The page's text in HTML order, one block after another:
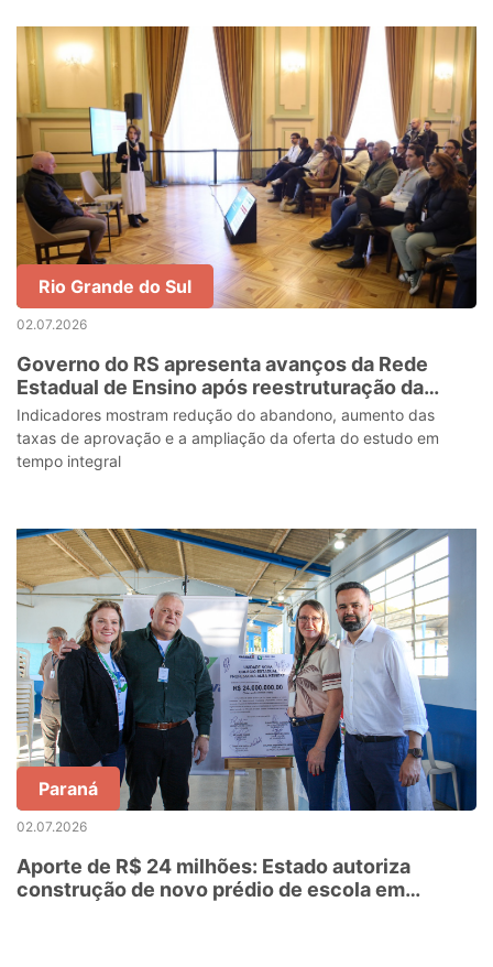
Rio Grande do Sul
02.07.2026
Governo do RS apresenta avanços da Rede
Estadual de Ensino após reestruturação da
educação
Indicadores mostram redução do abandono, aumento das
taxas de aprovação e a ampliação da oferta do estudo em
tempo integral
Paraná
02.07.2026
Aporte de R$ 24 milhões: Estado autoriza
construção de novo prédio de escola em